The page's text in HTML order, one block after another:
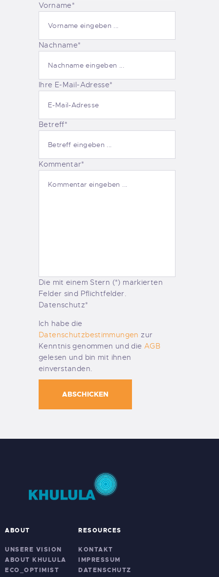
Vorname*
Nachname*
Ihre E-Mail-Adresse*
Betreff*
Kommentar*
Die mit einem Stern (*) markierten
Felder sind Pflichtfelder.
Datenschutz*
Ich habe die
Datenschutzbestimmungen zur
Kenntnis genommen und die AGB
gelesen und bin mit ihnen
einverstanden.
ABOUT
UNSERE VISION
ABOUT KHULULA
ECO_OPTIMIST
RESOURCES
KONTAKT
IMPRESSUM
DATENSCHUTZ